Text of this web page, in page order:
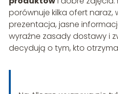
porównuje kilka ofert naraz,
prezentacja, jasne
wyraźne zasady dostawy i
decydują o tym, kto